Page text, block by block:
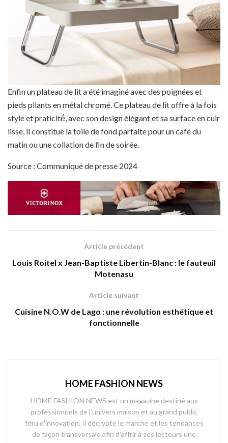
Enfin un plateau de lit a été imaginé avec des poignées et
pieds pliants en métal chromé. Ce plateau de lit offre à la fois
style et praticité́, avec son design élégant et sa surface en cuir
lisse, il constitue la toile de fond parfaite pour un café du
matin ou une collation de fin de soirée.
Source : Communiqué de presse 2024
Article précédent
Louis Roitel x Jean-Baptiste Libertin-Blanc : le fauteuil
Motenasu
Article suivant
Cuisine N.O.W de Lago : une révolution esthétique et
fonctionnelle
HOME FASHION NEWS
HOME FASHION NEWS est un magazine destiné aux
professionnels de l’univers maison et au grand public
féru d’innovation. Il décrypte le marché et les tendances
de façon transversale afin d’offrir à ses lecteurs une